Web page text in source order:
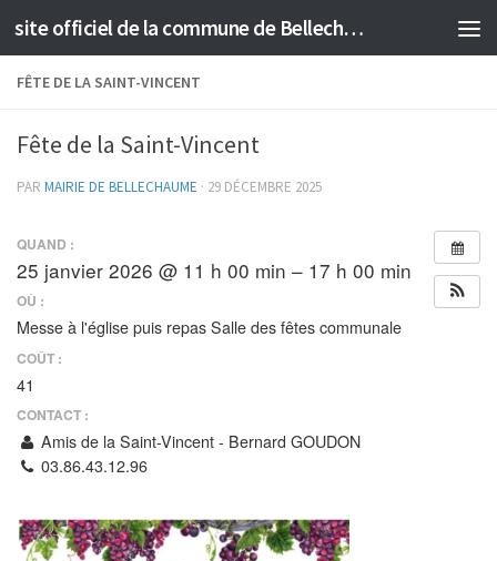
Skip to content site officiel de la commune de Bellechaume
FÊTE DE LA SAINT-VINCENT
Fête de la Saint-Vincent
PAR MAIRIE DE BELLECHAUME · 29 DÉCEMBRE 2025
QUAND :
25 janvier 2026 @ 11 h 00 min – 17 h 00 min
OÙ :
Messe à l'église puis repas Salle des fêtes communale
COÛT :
41
CONTACT :
Amis de la Saint-Vincent - Bernard GOUDON
03.86.43.12.96